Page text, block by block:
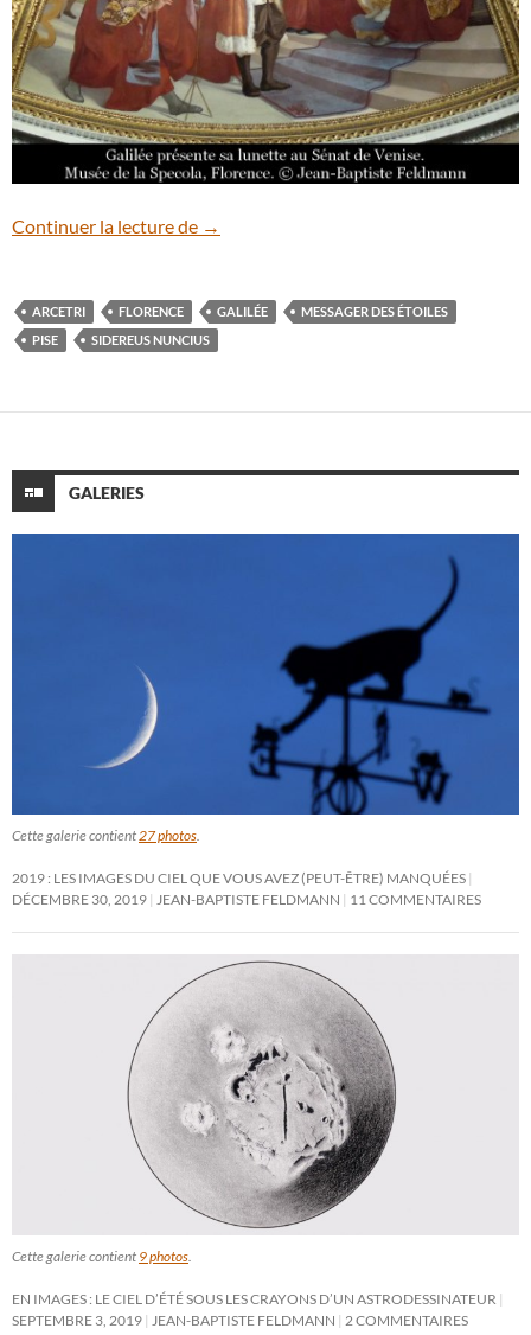
Continuer la lecture de Galilée, le savant qui a ouvert nos yeux
→
ARCETRI FLORENCE GALILÉE
MESSAGER DES ÉTOILES
PISE
SIDEREUS NUNCIUS
GALERIES
Cette galerie contient27 photos.
2019 : LES IMAGES DU CIEL QUE VOUS AVEZ (PEUT-ÊTRE) MANQUÉES
DÉCEMBRE 30, 2019 JEAN-BAPTISTE FELDMANN 11 COMMENTAIRES
Cette galerie contient 9 photos
EN IMAGES : LE CIEL D’ÉTÉ SOUS LES CRAYONS D’UN ASTRODESSINATEUR
SEPTEMBRE 3, 2019
JEAN-BAPTISTE FELDMANN 2 COMMENTAIRES